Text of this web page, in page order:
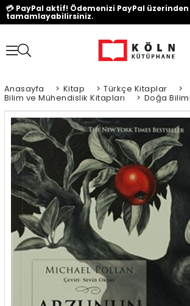
💳 PayPal aktif! Ödemenizi PayPal
tamamlayabilirsiniz.
Anasayfa > Kitap > Türkçe Kitaplar >
Bilim ve Mühendislik Kitapları > Doğa